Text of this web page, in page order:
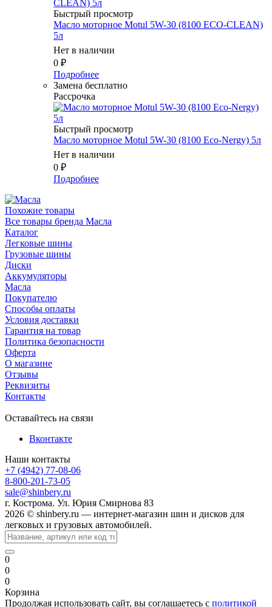
Быстрый просмотр
Масло моторное Motul 5W-30 (8100 ECO-CLEAN)
5л
Нет в наличии
0 ₽
Подробнее
Замена бесплатно
Рассрочка
Быстрый просмотр
Масло моторное Motul 5W-30 (8100 Eco-Nergy) 5л
Нет в наличии
0 ₽
Подробнее
Похожие товары
Все товары бренда Масла
Каталог
Легковые шины
Грузовые шины
Диски
Аккумуляторы
Масла
Покупателю
Способы оплаты
Условия доставки
Гарантия на товар
Политика безопасности
Оферта
О магазине
Отзывы
Реквизиты
Контакты
Оставайтесь на связи
Вконтакте
Наши контакты
+7 (4942) 77-08-06
8-800-201-73-05
sale@shinbery.ru
г. Кострома. Ул. Юрия Смирнова 83
2026 © shinbery.ru — интернет-магазин шин и дисков для
легковых и грузовых автомобилей.
0
0
0
Корзина
Продолжая использовать сайт, вы соглашаетесь с политикой